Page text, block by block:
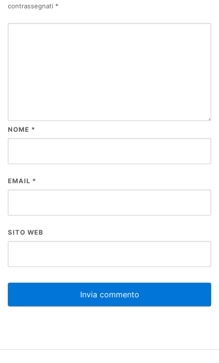
contrassegnati *
NOME *
EMAIL *
SITO WEB